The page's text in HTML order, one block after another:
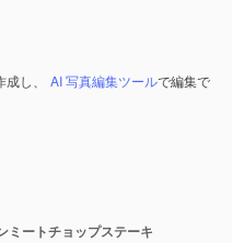
し、 AI 写真編集ツールで編集で
ミートチョップステーキ